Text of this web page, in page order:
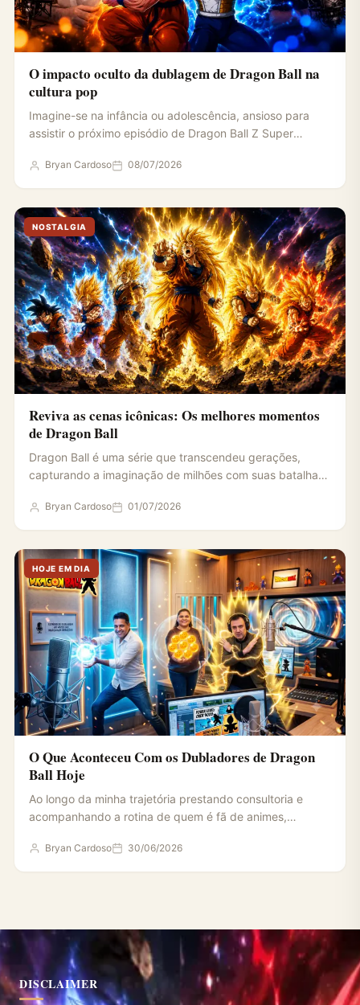
O impacto oculto da dublagem de Dragon Ball na
cultura pop
Imagine-se na infância ou adolescência, ansioso para
assistir o próximo episódio de Dragon Ball Z Super
Bryan Cardoso 08/07/2026
NOSTALGIA
Reviva as cenas icônicas: Os melhores momentos
de Dragon Ball
Dragon Ball é uma série que transcendeu gerações,
capturando a imaginação de milhões com suas batalhas
Bryan Cardoso 01/07/2026
HOJE EM DIA
O Que Aconteceu Com os Dubladores de Dragon
Ball Hoje
Ao longo da minha trajetória prestando consultoria e
acompanhando a rotina de quem é fã de animes,
Bryan Cardoso 30/06/2026
DISCLAIMER